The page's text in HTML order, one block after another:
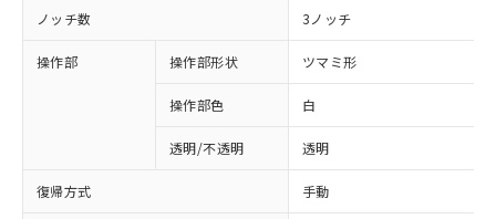
ノッチ数 3ノッチ
操作部 操作部形状 ツマミ形
操作部色 白
透明/不透明 透明
復帰方式 手動